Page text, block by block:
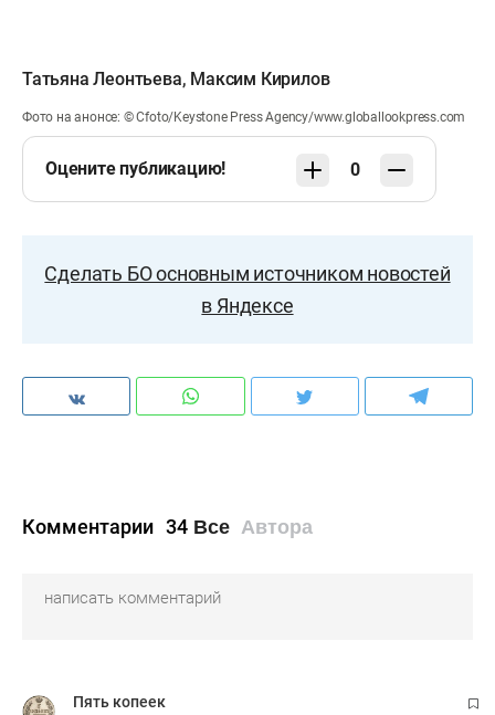
Татьяна Леонтьева, Максим Кирилов
Фото на анонсе: © Cfoto/Keystone Press Agency/www.globallookpress.com
Оцените публикацию! 0
Сделать БО основным источником новостей
в Яндексе
Комментарии 34 Все Автора
Пять копеек